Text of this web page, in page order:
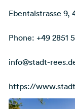
Ebentalstrasse 9,
Phone: +49 2851
info@stadt-
https://